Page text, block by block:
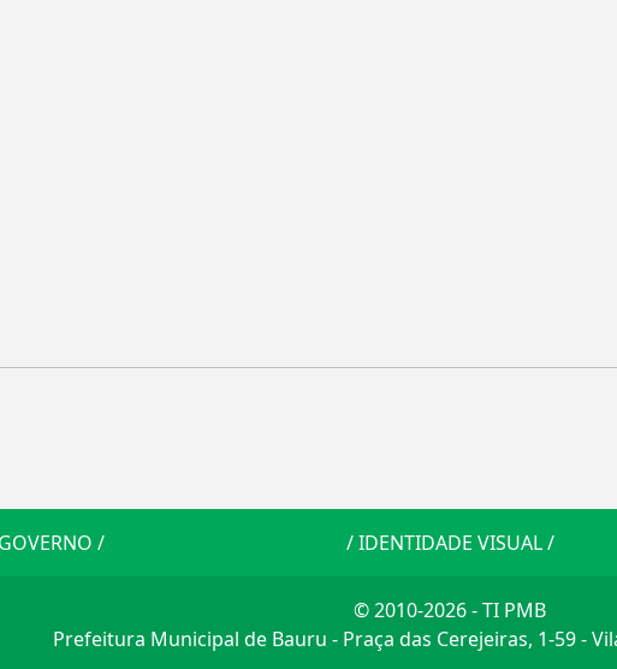
/ /IDENTIDADE VISUAL/
© 2010-2026 - TI PMB
Prefeitura Municipal de Bauru - Praça das Cerejeiras, 1-59 -